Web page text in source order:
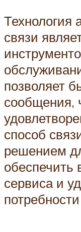
Технология
связи
позволяет
сообщения,
способ
решением
обеспечить
сервиса и